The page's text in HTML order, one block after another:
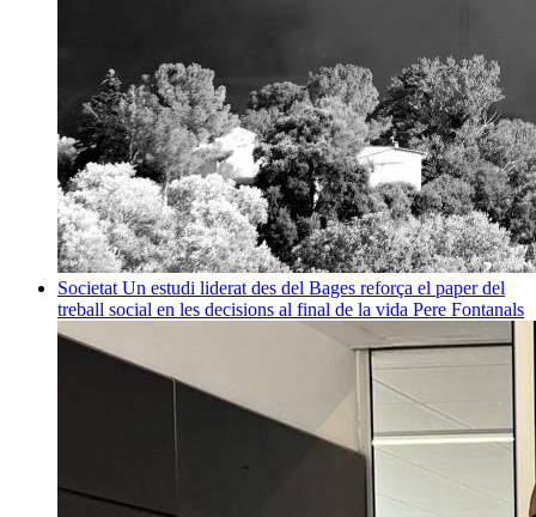
Societat Un estudi liderat des del Bages reforça el paper del
treball social en les decisions al final de la vida Pere Fontanals